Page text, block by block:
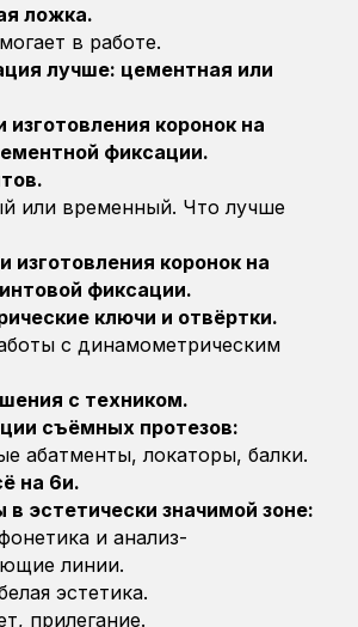
ложка.
в работе.
лучше: цементная или
изготовления коронок на
фиксации.
или временный. Что лучше
изготовления коронок на
фиксации.
ключи и отвёртки.
с динамометрическим
с техником.
съёмных протезов:
абатменты, локаторы, балки.
на 6и.
эстетически значимой зоне:
и анализ-
линии.
эстетика.
прилегание.